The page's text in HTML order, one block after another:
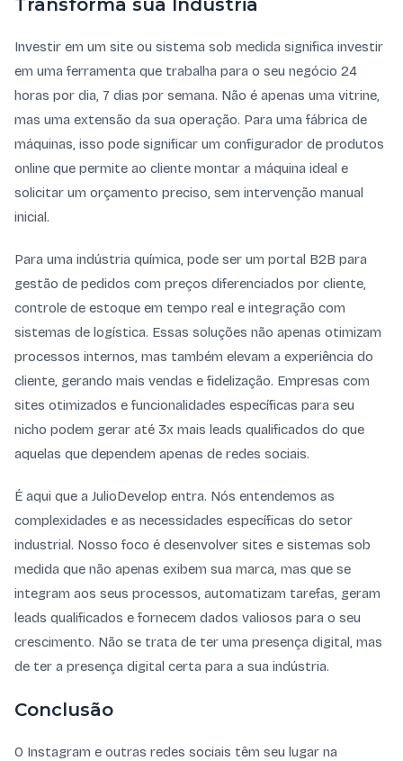
Transforma sua Indústria
Investir em um site ou sistema sob medida significa investir
em uma ferramenta que trabalha para o seu negócio 24
horas por dia, 7 dias por semana. Não é apenas uma vitrine,
mas uma extensão da sua operação. Para uma fábrica de
máquinas, isso pode significar um configurador de produtos
online que permite ao cliente montar a máquina ideal e
solicitar um orçamento preciso, sem intervenção manual
inicial.
Para uma indústria química, pode ser um portal B2B para
gestão de pedidos com preços diferenciados por cliente,
controle de estoque em tempo real e integração com
sistemas de logística. Essas soluções não apenas otimizam
processos internos, mas também elevam a experiência do
cliente, gerando mais vendas e fidelização. Empresas com
sites otimizados e funcionalidades específicas para seu
nicho podem gerar até 3x mais leads qualificados do que
aquelas que dependem apenas de redes sociais.
É aqui que a JulioDevelop entra. Nós entendemos as
complexidades e as necessidades específicas do setor
industrial. Nosso foco é desenvolver sites e sistemas sob
medida que não apenas exibem sua marca, mas que se
integram aos seus processos, automatizam tarefas, geram
leads qualificados e fornecem dados valiosos para o seu
crescimento. Não se trata de ter uma presença digital, mas
de ter a presença digital certa para a sua indústria.
Conclusão
O Instagram e outras redes sociais têm seu lugar na